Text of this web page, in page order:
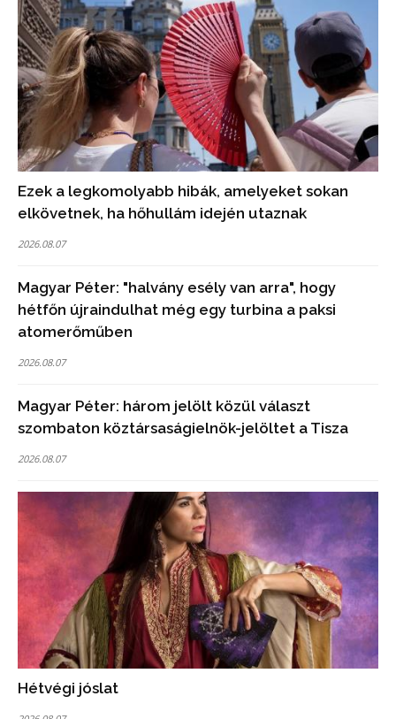
Ezek a legkomolyabb hibák, amelyeket sokan
elkövetnek, ha hőhullám idején utaznak
2026.08.07
Magyar Péter: "halvány esély van arra", hogy
hétfőn újraindulhat még egy turbina a paksi
atomerőműben
2026.08.07
Magyar Péter: három jelölt közül választ
szombaton köztársaságielnök-jelöltet a Tisza
2026.08.07
Hétvégi jóslat